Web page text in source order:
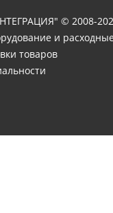
© 2008-
и
товаров